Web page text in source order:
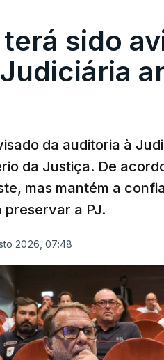
sido
da auditoria à
da Justiça. De
mas mantém a
preservar a PJ.
2026, 07:48